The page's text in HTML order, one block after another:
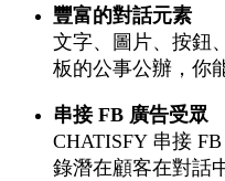
豐富的對話元素
文字、圖片、按鈕
板的公事公辦，你
串接 FB 廣告受眾
CHATISFY 串接
錄潛在顧客在對話